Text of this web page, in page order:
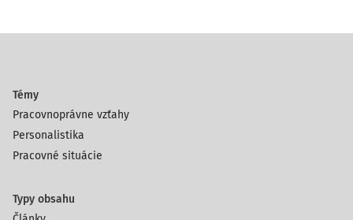
Témy
Pracovnoprávne vzťahy
Personalistika
Pracovné situácie
Typy obsahu